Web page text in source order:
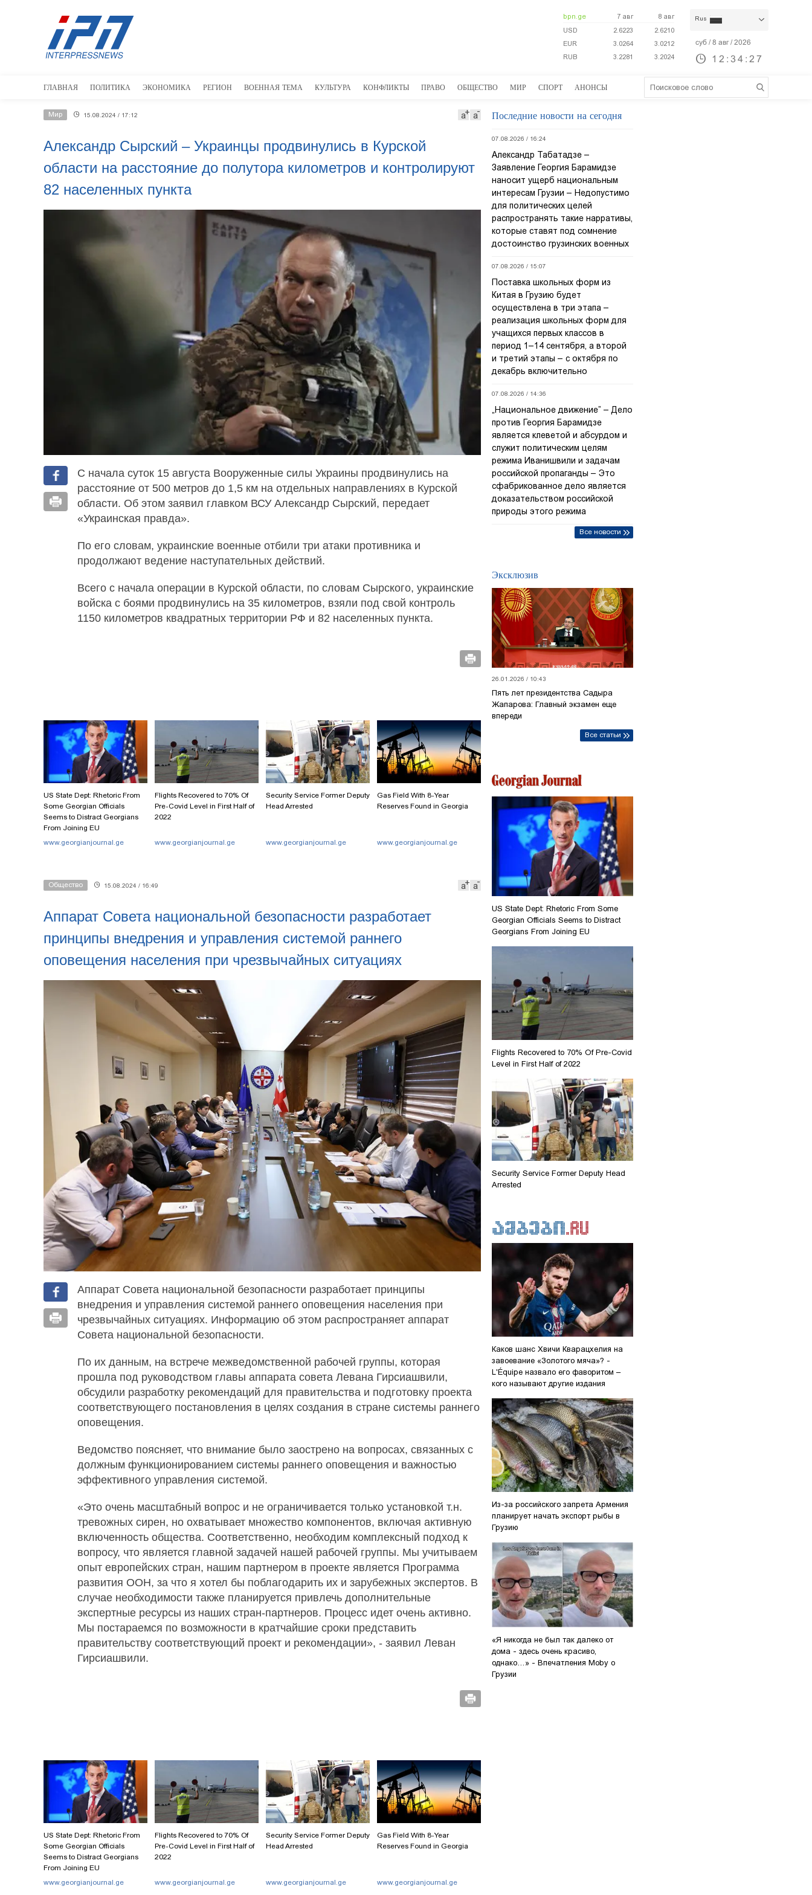
bpn.ge 7 авг
8 авг
USD
2.6223
2.6210
EUR
3.0264
3.0212
RUB
3.2281 3.2024
Rus
суб / 8 авг / 2026
12:34:28
ГЛАВНАЯ ПОЛИТИКА ЭКОНОМИКА РЕГИОН ВОЕННАЯ ТЕМА КУЛЬТУРА КОНФЛИКТЫ ПРАВО ОБЩЕСТВО МИР СПОРТ АНОНСЫ
Мир 15.08.2024 / 17:12 а а
Александр Сырский – Украинцы продвинулись в Курской
области на расстояние до полутора километров и контролируют
82 населенных пункта
С начала суток 15 августа Вооруженные силы Украины продвинулись на
расстояние от 500 метров до 1,5 км на отдельных направлениях в Курской
области. Об этом заявил главком ВСУ Александр Сырский, передает
«Украинская правда».
По его словам, украинские военные отбили три атаки противника и
продолжают ведение наступательных действий.
Всего с начала операции в Курской области, по словам Сырского, украинские
войска с боями продвинулись на 35 километров, взяли под свой контроль
1150 километров квадратных территории РФ и 82 населенных пункта.
US State Dept: Rhetoric From
Some Georgian Officials
Seems to Distract Georgians
From Joining EU
www.georgianjournal.ge
Flights Recovered to 70% Of
Pre-Covid Level in First Half of
2022
www.georgianjournal.ge
Security Service Former Deputy
Head Arrested
www.georgianjournal.ge
Gas Field With 8-Year
Reserves Found in Georgia
www.georgianjournal.ge
Общество 15.08.2024 / 16:49 а а
Аппарат Совета национальной безопасности разработает
принципы внедрения и управления системой раннего
оповещения населения при чрезвычайных ситуациях
Аппарат Совета национальной безопасности разработает принципы
внедрения и управления системой раннего оповещения населения при
чрезвычайных ситуациях. Информацию об этом распространяет аппарат
Совета национальной безопасности.
По их данным, на встрече межведомственной рабочей группы, которая
прошла под руководством главы аппарата совета Левана Гирсиашвили,
обсудили разработку рекомендаций для правительства и подготовку проекта
соответствующего постановления в целях создания в стране системы раннего
оповещения.
Ведомство поясняет, что внимание было заострено на вопросах, связанных с
должным функционированием системы раннего оповещения и важностью
эффективного управления системой.
«Это очень масштабный вопрос и не ограничивается только установкой т.н.
тревожных сирен, но охватывает множество компонентов, включая активную
включенность общества. Соответственно, необходим комплексный подход к
вопросу, что является главной задачей нашей рабочей группы. Мы учитываем
опыт европейских стран, нашим партнером в проекте является Программа
развития ООН, за что я хотел бы поблагодарить их и зарубежных экспертов. В
случае необходимости также планируется привлечь дополнительные
экспертные ресурсы из наших стран-партнеров. Процесс идет очень активно.
Мы постараемся по возможности в кратчайшие сроки представить
правительству соответствующий проект и рекомендации», - заявил Леван
Гирсиашвили.
US State Dept: Rhetoric From
Some Georgian Officials
Seems to Distract Georgians
From Joining EU
www.georgianjournal.ge
Flights Recovered to 70% Of
Pre-Covid Level in First Half of
2022
www.georgianjournal.ge
Security Service Former Deputy
Head Arrested
www.georgianjournal.ge
Gas Field With 8-Year
Reserves Found in Georgia
www.georgianjournal.ge
Последние новости на сегодня
07.08.2026 / 16:24
Александр Табатадзе –
Заявление Георгия Барамидзе
наносит ущерб национальным
интересам Грузии – Недопустимо
для политических целей
распространять такие нарративы,
которые ставят под сомнение
достоинство грузинских военных
07.08.2026 / 15:07
Поставка школьных форм из
Китая в Грузию будет
осуществлена в три этапа –
реализация школьных форм для
учащихся первых классов в
период 1–14 сентября, а второй
и третий этапы – с октября по
декабрь включительно
07.08.2026 / 14:36
„Национальное движение” – Дело
против Георгия Барамидзе
является клеветой и абсурдом и
служит политическим целям
режима Иванишвили и задачам
российской пропаганды – Это
сфабрикованное дело является
доказательством российской
природы этого режима
Все новости
Эксклюзив
26.01.2026 / 10:43
Пять лет президентства Садыра
Жапарова: Главный экзамен еще
впереди
Все статьи
US State Dept: Rhetoric From Some
Georgian Officials Seems to Distract
Georgians From Joining EU
Flights Recovered to 70% Of Pre-Covid
Level in First Half of 2022
Security Service Former Deputy Head
Arrested
Каков шанс Хвичи Кварацхелия на
завоевание «Золотого мяча»? -
L'Équipe назвало его фаворитом –
кого называют другие издания
Из-за российского запрета Армения
планирует начать экспорт рыбы в
Грузию
«Я никогда не был так далеко от
дома - здесь очень красиво,
однако…» - Впечатления Moby о
Грузии